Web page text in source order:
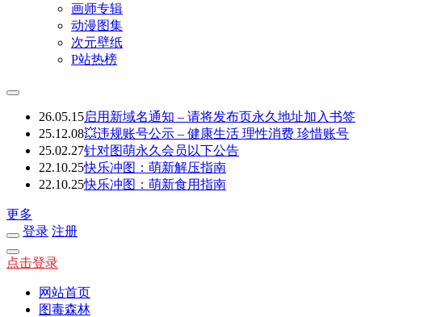
画师专辑
动漫图集
次元壁纸
P站热榜
26.05.15启用新域名通知 – 请将发布页永久地址加入书签
25.12.08💥违规账号公示 – 健康生活 理性消费 珍惜账号
25.02.27针对图萌永久会员以下公告
22.10.25快乐冲图：萌新解压指南
22.10.25快乐冲图：萌新食用指南
更多
登录 注册
点击登录
网站首页
图毒森林